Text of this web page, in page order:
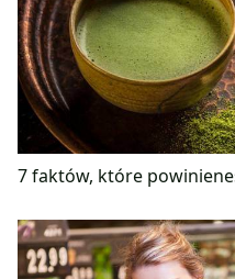
7 faktów, które